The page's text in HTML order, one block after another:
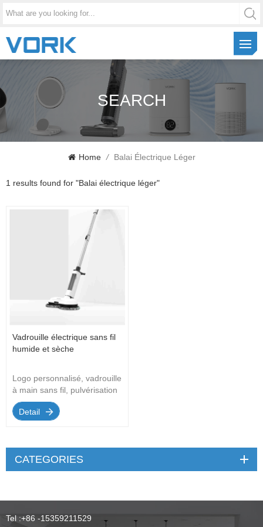
SEARCH
Home / Balai Électrique Léger
1 results found for "Balai électrique léger"
Vadrouille électrique sans fil
humide et sèche
Logo personnalisé, vadrouille
à main sans fil, pulvérisation
d'eau intelligente, vente en
gros en usine
Detail
CATEGORIES
Tel :+86 -15359211529